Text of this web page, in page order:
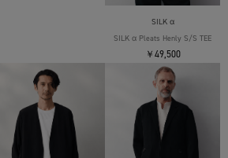
SILK α
SILK α Pleats Henly S/S TEE
￥49,500